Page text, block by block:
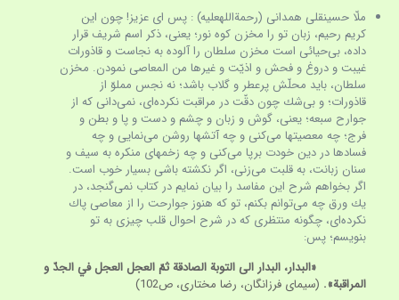
ملّا حسینقلی همدانی (رحمة­الله­علیه) : پس اى عزيز! چون اين
كريم رحيم، زبان تو را مخزن كوه نور؛ يعنى، ذكر اسم شريف قرار
داده، بى‌حيائى است مخزن سلطان را آلوده به نجاست و قاذورات
غيبت و دروغ و فحش و اذيّت و غيرها من المعاصى نمودن. مخزن
سلطان، بايد محلّش پرعطر و گلاب باشد؛ نه نجس مملوّ از
قاذورات؛ و بى‌شك چون دقّت در مراقبت نكرده‌اى، نمى‌دانى كه از
جوارح سبعه؛ يعنى، گوش و زبان و چشم و دست و پا و بطن و
فرج؛ چه معصيت­ها مى‌كنى و چه آتش­ها روشن مى‌نمايى و چه
فسادها در دين خودت برپا مى‌كنى و چه زخم­هاى منكره به سيف و
سنان زبانت، به قلبت مى‌زنى، اگر نكشته باشى بسيار خوب است.
اگر بخواهم شرح اين مفاسد را بيان نمايم در كتاب نمى‌گنجد، در
يك ورق چه مى‌توانم بكنم، تو كه هنوز جوارحت را از معاصى پاك
نكرده‌اى، چگونه منتظرى كه در شرح احوال قلب چيزى به تو
بنويسم؛ پس:
«البدار، البدار الى التوبة الصادقة ثمّ العجل العجل في الجدّ و
المراقبة». (سیمای فرزانگان، رضا مختاری، ص102)